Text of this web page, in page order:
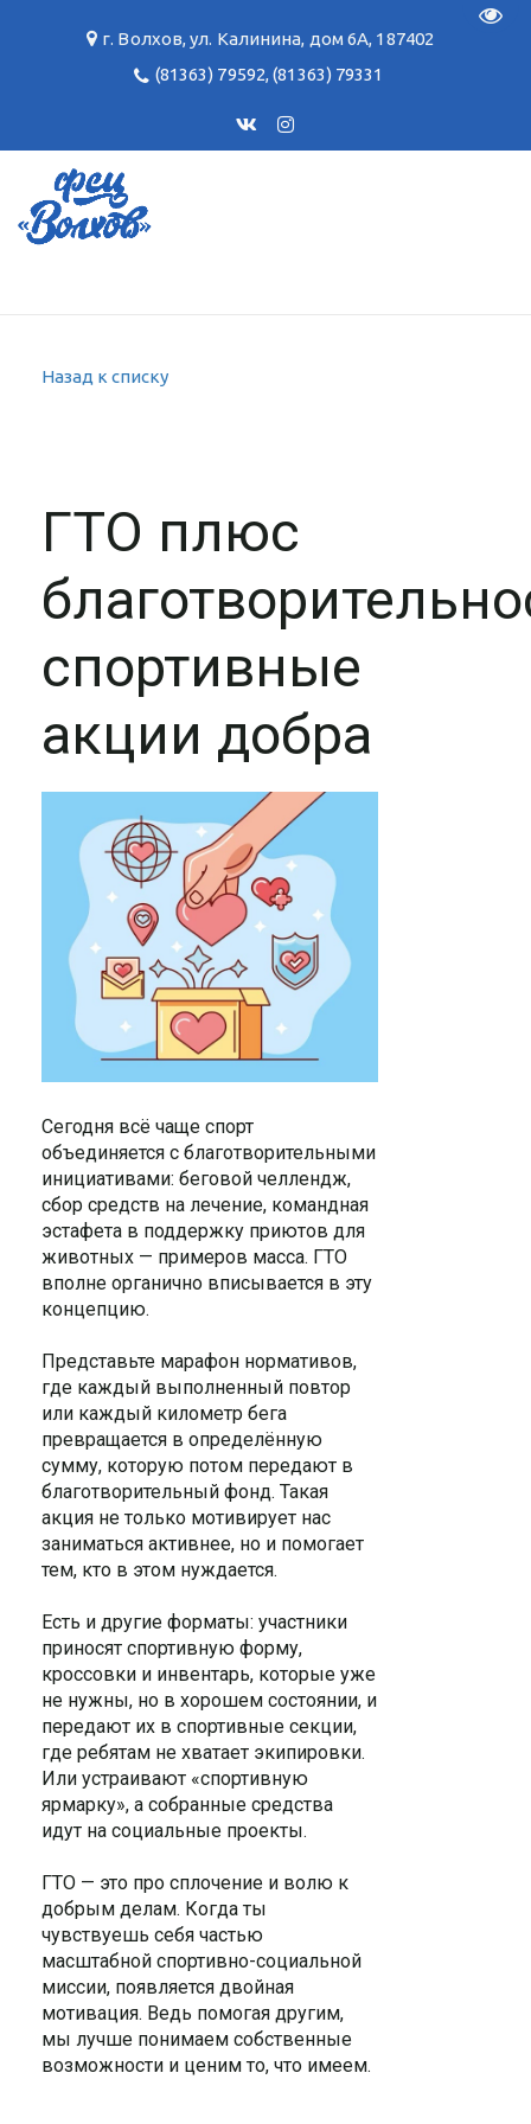
г. Волхов,ул. Калинина, дом 6А, 187402
(81363) 79592,(81363) 79331
Назад к списку
ГТО плюс
спортивные
акции добра
Сегодня всё чаще спорт
объединяется с благотворительными
инициативами: беговой челлендж,
сбор средств на лечение, командная
эстафета в поддержку приютов для
животных — примеров масса. ГТО
вполне органично вписывается в эту
концепцию.
Представьте марафон нормативов,
где каждый выполненный повтор
или каждый километр бега
превращается в определённую
сумму, которую потом передают в
благотворительный фонд. Такая
акция не только мотивирует нас
заниматься активнее, но и помогает
тем, кто в этом нуждается.
Есть и другие форматы: участники
приносят спортивную форму,
кроссовки и инвентарь, которые уже
не нужны, но в хорошем состоянии, и
передают их в спортивные секции,
где ребятам не хватает экипировки.
Или устраивают «спортивную
ярмарку», а собранные средства
идут на социальные проекты.
ГТО — это про сплочение и волю к
добрым делам. Когда ты
чувствуешь себя частью
масштабной спортивно-социальной
миссии, появляется двойная
мотивация. Ведь помогая другим,
мы лучше понимаем собственные
возможности и ценим то, что имеем.